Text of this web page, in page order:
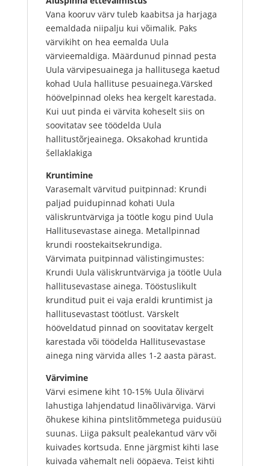
Vana kooruv värv tuleb kaabitsa ja harjaga
eemaldada niipalju kui võimalik. Paks
värvikiht on hea eemalda Uula
värvieemaldiga. Määrdunud pinnad pesta
Uula värvipesuainega ja hallitusega kaetud
kohad Uula hallituse pesuainega.Värsked
höövelpinnad oleks hea kergelt karestada.
Kui uut pinda ei värvita koheselt siis on
soovitatav see töödelda Uula
hallitustõrjeainega. Oksakohad kruntida
šellaklakiga
Kruntimine
Varasemalt värvitud puitpinnad: Krundi
paljad puidupinnad kohati Uula
väliskruntvärviga ja töötle kogu pind Uula
Hallitusevastase ainega. Metallpinnad
krundi roostekaitsekrundiga.
Värvimata puitpinnad välistingimustes:
Krundi Uula väliskruntvärviga ja töötle Uula
hallitusevastase ainega. Tööstuslikult
krunditud puit ei vaja eraldi kruntimist ja
hallitusevastast töötlust. Värskelt
hööveldatud pinnad on soovitatav kergelt
karestada või töödelda Hallitusevastase
ainega ning värvida alles 1-2 aasta pärast.
Värvimine
Värvi esimene kiht 10-15% Uula õlivärvi
lahustiga lahjendatud linaõlivärviga. Värvi
õhukese kihina pintslitõmmetega puidusüü
suunas. Liiga paksult pealekantud värv või
kuivades kortsuda. Enne järgmist kihti lase
kuivada vähemalt neli ööpäeva. Teist kihti